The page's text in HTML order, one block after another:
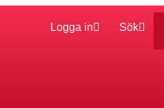
Logga in Sök